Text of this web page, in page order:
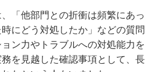
「他部門との折衝は頻繁にあっ
にどう対処したか」などの質問
ン力やトラブルへの対処能力を
を見越した確認事項として、長